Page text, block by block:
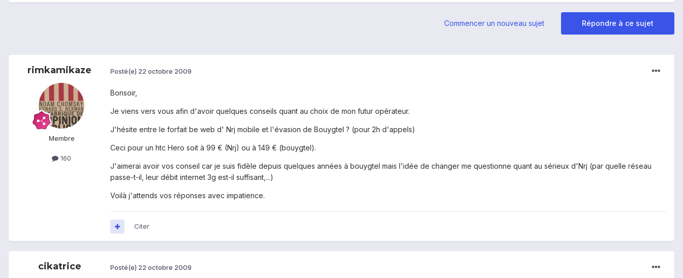
Répondre à ce sujet
Commencer un nouveau sujet
rimkamikaze
Membre
160
Posté(e) 22 octobre 2009
Bonsoir,
Je viens vers vous afin d'avoir quelques conseils quant au choix de mon futur opérateur.
J'hésite entre le forfait be web d' Nrj mobile et l'évasion de Bouygtel ? (pour 2h d'appels)
Ceci pour un htc Hero soit à 99 € (Nrj) ou à 149 € (bouygtel).
J'aimerai avoir vos conseil car je suis fidèle depuis quelques années à bouygtel mais l'idée de changer me questionne quant au sérieux d'Nrj (par quelle réseau
passe-t-il, leur débit internet 3g est-il suffisant,...)
Voilà j'attends vos réponses avec impatience.
Citer
cikatrice Posté(e) 22 octobre 2009